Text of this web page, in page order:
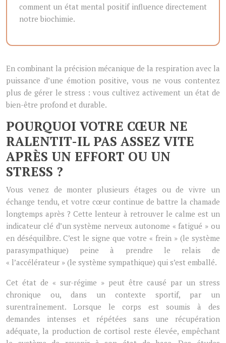
comment un état mental positif influence directement
notre biochimie.
En combinant la précision mécanique de la respiration avec la
puissance d’une émotion positive, vous ne vous contentez
plus de gérer le stress : vous cultivez activement un état de
bien-être profond et durable.
POURQUOI VOTRE CŒUR NE
RALENTIT-IL PAS ASSEZ VITE
APRÈS UN EFFORT OU UN
STRESS ?
Vous venez de monter plusieurs étages ou de vivre un
échange tendu, et votre cœur continue de battre la chamade
longtemps après ? Cette lenteur à retrouver le calme est un
indicateur clé d’un système nerveux autonome « fatigué » ou
en déséquilibre. C’est le signe que votre « frein » (le système
parasympathique) peine à prendre le relais de
« l’accélérateur » (le système sympathique) qui s’est emballé.
Cet état de « sur-régime » peut être causé par un stress
chronique ou, dans un contexte sportif, par un
surentraînement. Lorsque le corps est soumis à des
demandes intenses et répétées sans une récupération
adéquate, la production de cortisol reste élevée, empêchant